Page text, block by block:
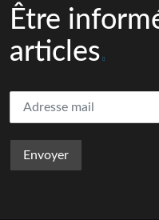
Être
articles